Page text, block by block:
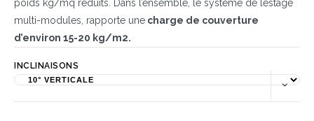
poids kg/mq réduits. Dans l’ensemble, le système de lestage
multi-modules, rapporte une charge de couverture
d’environ 15-20 kg/m2.
INCLINAISONS